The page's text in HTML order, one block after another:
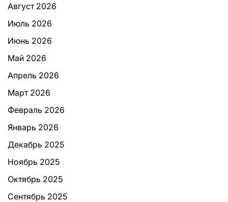
Август 2026
Июль 2026
Июнь 2026
Май 2026
Апрель 2026
Март 2026
Февраль 2026
Январь 2026
Декабрь 2025
Ноябрь 2025
Октябрь 2025
Сентябрь 2025